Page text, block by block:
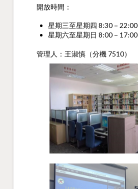
開放時間：
星期三至星期四 8:30－22:00
星期六至星期日 8:00－17:00
管理人：王淑慎（分機 7510）